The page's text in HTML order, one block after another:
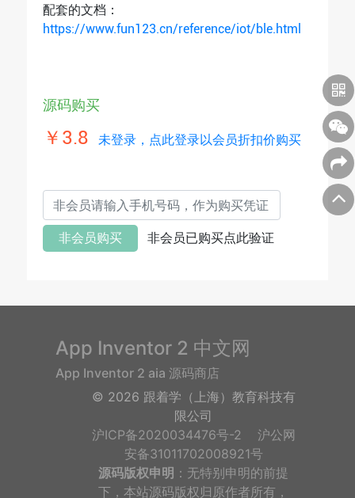
配套的文档：
https://www.fun123.cn/reference/iot/ble.html
源码购买
￥3.8 未登录，点此登录以会员折扣价购买
非会员购买 非会员已购买点此验证
App Inventor 2 中文网
App Inventor 2 aia 源码商店
© 2026 跟着学（上海）教育科技有
限公司
沪ICP备2020034476号-2
沪公网
安备31011702008921号
源码版权申明 ：无特别申明的前提
下，本站源码版权归原作者所有，